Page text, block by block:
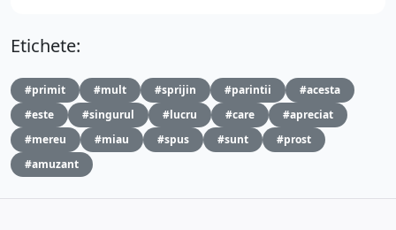
Etichete:
#primit #mult #sprijin #parintii
#acesta
#este
#singurul #lucru #care
#apreciat
#mereu
#miau #spus #sunt
#prost
#amuzant